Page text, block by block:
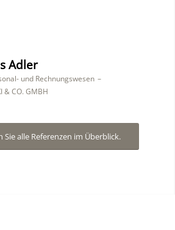
Adler
und Rechnungswesen –
& CO. GMBH
Sie alle Referenzen im Überblick.